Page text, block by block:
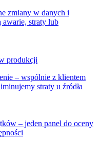
zmiany w danych i
straty lub
produkcji
– wspólnie z klientem
straty u źródła
– jeden panel do oceny